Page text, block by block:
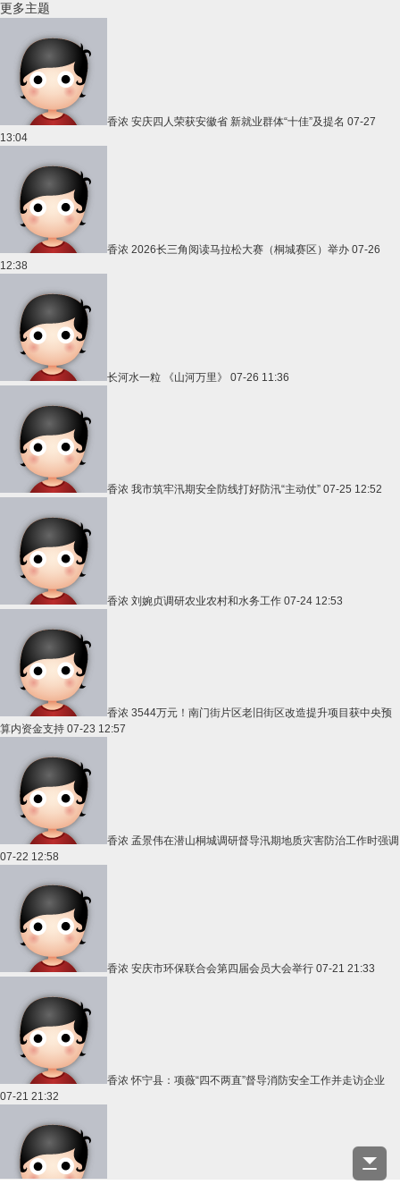
更多主题
香浓 安庆四人荣获安徽省 新就业群体“十佳”及提名 07-27
13:04
香浓 2026长三角阅读马拉松大赛（桐城赛区）举办 07-26
12:38
长河水一粒 《山河万里》 07-26 11:36
香浓 我市筑牢汛期安全防线打好防汛“主动仗” 07-25 12:52
香浓 刘婉贞调研农业农村和水务工作 07-24 12:53
香浓 3544万元！南门街片区老旧街区改造提升项目获中央预
算内资金支持 07-23 12:57
香浓 孟景伟在潜山桐城调研督导汛期地质灾害防治工作时强调
07-22 12:58
香浓 安庆市环保联合会第四届会员大会举行 07-21 21:33
香浓怀宁县：项薇“四不两直”督导消防安全工作并走访企业
07-21 21:32